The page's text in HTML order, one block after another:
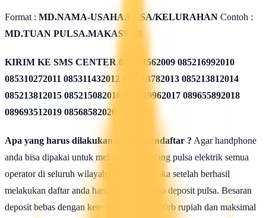
Format : MD.NAMA-USAHA.DESA/KELURAHAN Contoh :
MD.TUAN PULSA.MAKASSAR
KIRIM KE SMS CENTER 085311562009 085216992010
085310272011 085311432012 085213782013 085213812014
085213812015 085215082016 085819962017 089655892018
089693512019 08568582020
Apa yang harus dilakukan seusai Mendaftar ? Agar handphone
anda bisa dipakai untuk melakukan isi ulang pulsa elektrik semua
operator di seluruh wilayah Indonesia, maka setelah berhasil
melakukan daftar anda harus mengisi saldo deposit pulsa. Besaran
deposit bebas dengan ketentuan minimal 50rb rupiah dan maksimal